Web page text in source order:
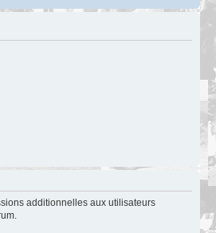
additionnelles aux utilisateurs